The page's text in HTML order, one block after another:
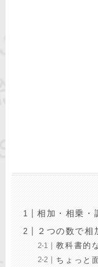
相加・相乗・
２つの数で相
教科書的
ちょっと